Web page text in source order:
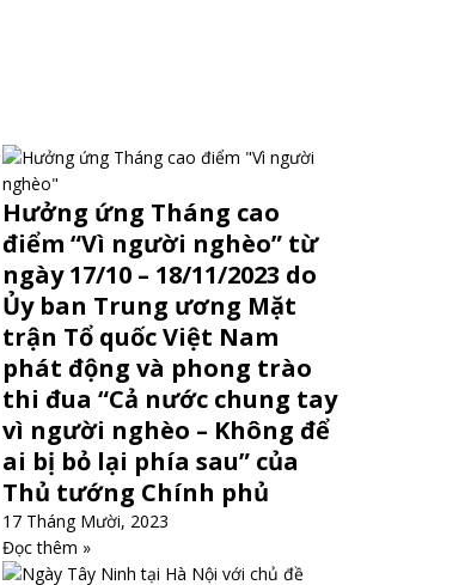
Hưởng ứng Tháng cao
điểm “Vì người nghèo” từ
ngày 17/10 – 18/11/2023 do
Ủy ban Trung ương Mặt
trận Tổ quốc Việt Nam
phát động và phong trào
thi đua “Cả nước chung tay
vì người nghèo – Không để
ai bị bỏ lại phía sau” của
Thủ tướng Chính phủ
17 Tháng Mười, 2023
Đọc thêm »